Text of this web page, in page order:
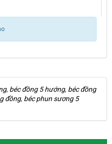
, béc đồng 5 hướng, béc đồng
đồng, béc phun sương 5